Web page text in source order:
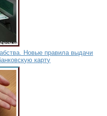
Новые правила выдачи
карту